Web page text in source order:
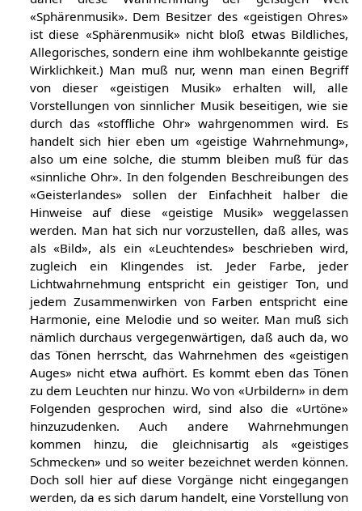
«Sphärenmusik». Dem Besitzer des «geistigen Ohres»
ist diese «Sphärenmusik» nicht bloß etwas Bildliches,
Allegorisches, sondern eine ihm wohlbekannte geistige
Wirklichkeit.) Man muß nur, wenn man einen Begriff
von dieser «geistigen Musik» erhalten will, alle
Vorstellungen von sinnlicher Musik beseitigen, wie sie
durch das «stoffliche Ohr» wahrgenommen wird. Es
handelt sich hier eben um «geistige Wahrnehmung»,
also um eine solche, die stumm bleiben muß für das
«sinnliche Ohr». In den folgenden Beschreibungen des
«Geisterlandes» sollen der Einfachheit halber die
Hinweise auf diese «geistige Musik» weggelassen
werden. Man hat sich nur vorzustellen, daß alles, was
als «Bild», als ein «Leuchtendes» beschrieben wird,
zugleich ein Klingendes ist. Jeder Farbe, jeder
Lichtwahrnehmung entspricht ein geistiger Ton, und
jedem Zusammenwirken von Farben entspricht eine
Harmonie, eine Melodie und so weiter. Man muß sich
nämlich durchaus vergegenwärtigen, daß auch da, wo
das Tönen herrscht, das Wahrnehmen des «geistigen
Auges» nicht etwa aufhört. Es kommt eben das Tönen
zu dem Leuchten nur hinzu. Wo von «Urbildern» in dem
Folgenden gesprochen wird, sind also die «Urtöne»
hinzuzudenken. Auch andere Wahrnehmungen
kommen hinzu, die gleichnisartig als «geistiges
Schmecken» und so weiter bezeichnet werden können.
Doch soll hier auf diese Vorgänge nicht eingegangen
werden, da es sich darum handelt, eine Vorstellung von